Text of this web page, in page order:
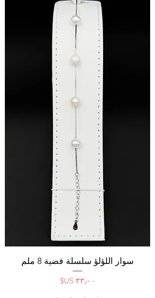
سوار اللؤلؤ سلسلة فضية 8 ملم
السعر